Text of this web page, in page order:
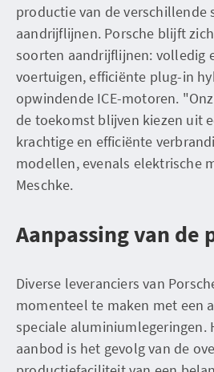
productie van de verschillende
aandrijflijnen. Porsche blijft
soorten aandrijflijnen: volledig
voertuigen, efficiënte plug-in
opwindende ICE-motoren.
de toekomst blijven kiezen uit
krachtige en efficiënte
modellen, evenals elektrische
Meschke.
Aanpassing van de
Diverse leveranciers van
momenteel te maken met een
speciale aluminiumlegeringen.
aanbod is het gevolg van de